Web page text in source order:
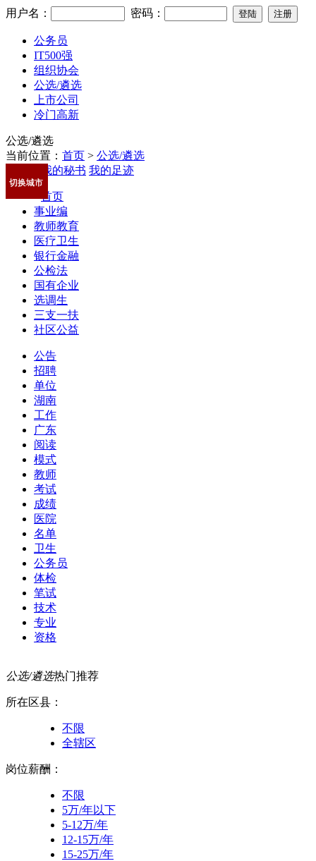
用户名： 密码：
公务员
IT500强
组织协会
公选/遴选
上市公司
冷门高新
公选/遴选
当前位置： 首页 > 公选/遴选
切换城市
我的秘书 我的足迹
首页
事业编
教师教育
医疗卫生
银行金融
公检法
国有企业
选调生
三支一扶
社区公益
公告
招聘
单位
湖南
工作
广东
阅读
模式
教师
考试
成绩
医院
名单
卫生
公务员
体检
笔试
技术
专业
资格
公选/遴选热门推荐
所在区县：
不限
全辖区
岗位薪酬：
不限
5万/年以下
5-12万/年
12-15万/年
15-25万/年